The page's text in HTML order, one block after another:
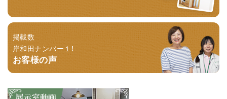
掲載数
岸和田ナンバー１！
お客様の声